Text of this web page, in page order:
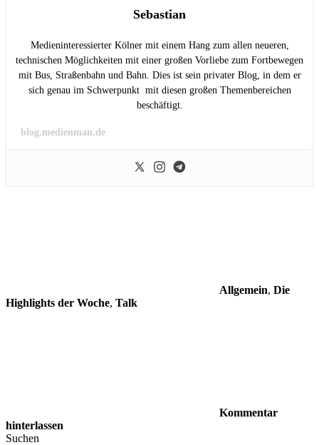
Sebastian
Medieninteressierter Kölner mit einem Hang zum allen neueren,
technischen Möglichkeiten mit einer großen Vorliebe zum Fortbewegen
mit Bus, Straßenbahn und Bahn. Dies ist sein privater Blog, in dem er
sich genau im Schwerpunkt mit diesen großen Themenbereichen
beschäftigt.
blog.medienman.de
Allgemein, Die
Highlights der Woche, Talk
Kommentar
hinterlassen
Suchen